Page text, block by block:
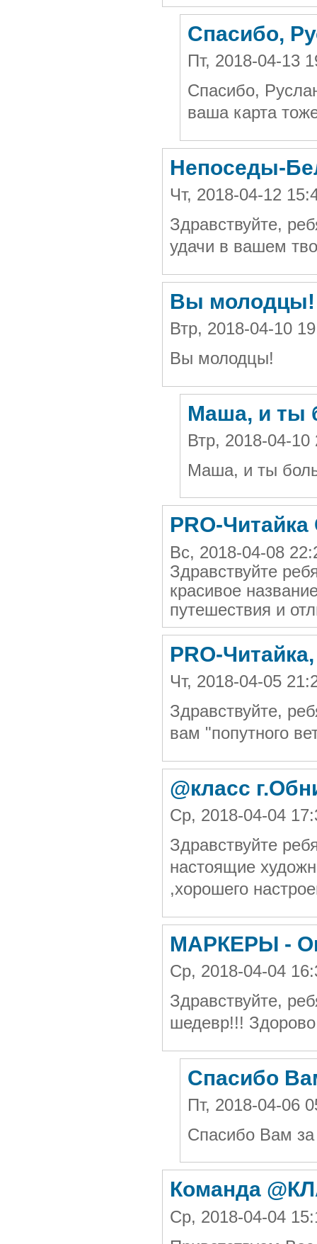
Спасибо,
Пт, 2018-04-13
Спасибо,
ваша карта
Непоседы-
Чт, 2018-04-12
Здравствуйте,
удачи в вашем
Вы молодцы!
Втр, 2018-04-10
Вы молодцы!
Маша, и ты
Втр, 2018-04-
Маша, и ты
PRO-
Вс, 2018-04-08
Здравствуйте
красивое
путешествия и
PRO-
Чт, 2018-04-05
Здравствуйте,
вам "попутного
@класс
Ср, 2018-04-04
Здравствуйте
настоящие
,хорошего
МАРКЕРЫ -
Ср, 2018-04-04
Здравствуйте,
шедевр!!!
Спасибо
Пт, 2018-04-06
Спасибо Вам
Команда
Ср, 2018-04-04